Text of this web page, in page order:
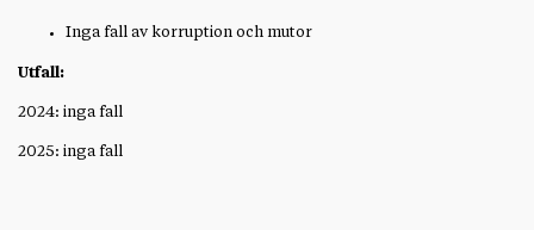
Inga fall av korruption och mutor
Utfall:
2024: inga fall
2025: inga fall